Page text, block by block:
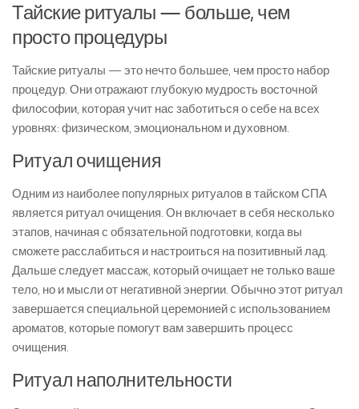
Тайские ритуалы — больше, чем
просто процедуры
Тайские ритуалы — это нечто большее, чем просто набор
процедур. Они отражают глубокую мудрость восточной
философии, которая учит нас заботиться о себе на всех
уровнях: физическом, эмоциональном и духовном.
Ритуал очищения
Одним из наиболее популярных ритуалов в тайском СПА
является ритуал очищения. Он включает в себя несколько
этапов, начиная с обязательной подготовки, когда вы
сможете расслабиться и настроиться на позитивный лад.
Дальше следует массаж, который очищает не только ваше
тело, но и мысли от негативной энергии. Обычно этот ритуал
завершается специальной церемонией с использованием
ароматов, которые помогут вам завершить процесс
очищения.
Ритуал наполнительности